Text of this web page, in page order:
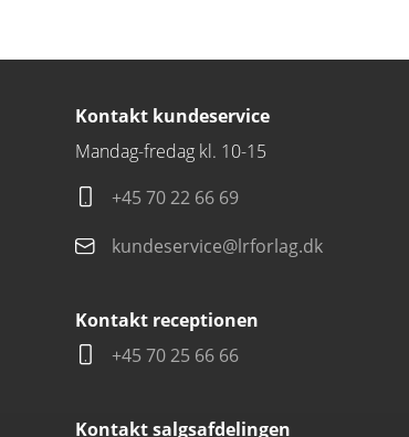
Kontakt kundeservice
Mandag-fredag kl. 10-15
+45 70 22 66 69
kundeservice@lrforlag.dk
Kontakt receptionen
+45 70 25 66 66
Kontakt salgsafdelingen